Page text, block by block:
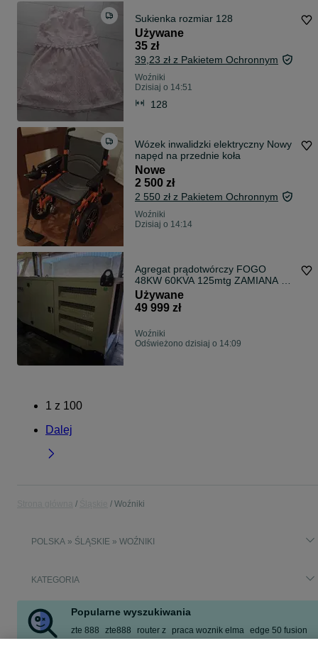
Sukienka rozmiar 128
Używane
35 zł
39,23 zł z Pakietem Ochronnym
Woźniki
Dzisiaj o 14:51
128
Wózek inwalidzki elektryczny Nowy
napęd na przednie koła
Nowe
2 500 zł
2 550 zł z Pakietem Ochronnym
Woźniki
Dzisiaj o 14:14
Agregat prądotwórczy FOGO
48KW 60KVA 125mtg ZAMIANA na
130- 200KW
Używane
49 999 zł
Woźniki
Odświeżono dzisiaj o 14:09
1 z 100
Dalej
Woźniki
POLSKA » ŚLĄSKIE » WOŹNIKI
KATEGORIA
Popularne wyszukiwania
zte 888 zte888 router z praca woznik elma edge 50 fusion